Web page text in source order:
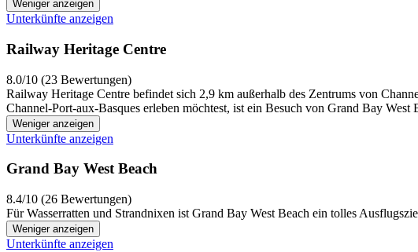
Weniger anzeigen
Unterkünfte anzeigen
Railway Heritage Centre
8.0/10 (23 Bewertungen)
Railway Heritage Centre befindet sich 2,9 km außerhalb des Zentrums von
Channel-Port-aux-Basques erleben möchtest, ist ein Besuch von Grand Bay West
Weniger anzeigen
Unterkünfte anzeigen
Grand Bay West Beach
8.4/10 (26 Bewertungen)
Für Wasserratten und Strandnixen ist Grand Bay West Beach ein tolles
Weniger anzeigen
Unterkünfte anzeigen